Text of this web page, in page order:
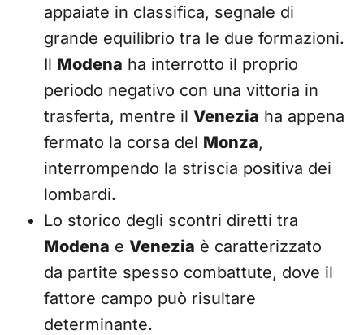
appaiate in classifica, segnale di
grande equilibrio tra le due formazioni.
Il Modena ha interrotto il proprio
periodo negativo con una vittoria in
trasferta, mentre il Venezia ha appena
fermato la corsa del Monza,
interrompendo la striscia positiva dei
lombardi.
Lo storico degli scontri diretti tra
Modena e Venezia è caratterizzato
da partite spesso combattute, dove il
fattore campo può risultare
determinante.